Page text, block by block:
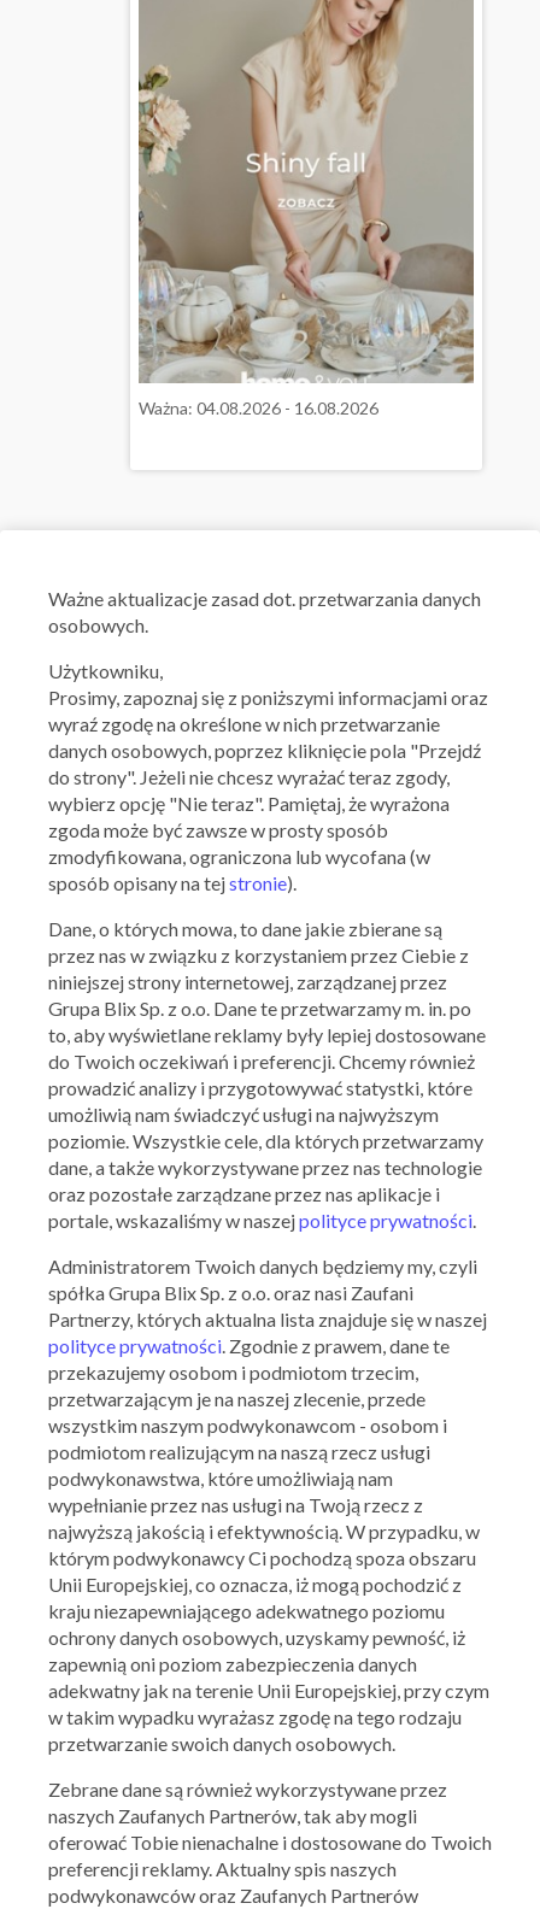
Ważna: 04.08.2026 - 16.08.2026
Ważna: 31.07.2026 - 09.08.2026
Ważna: 31.07.2026 - 09.08.2026
Ważne aktualizacje zasad dot. przetwarzania danych
osobowych.
Użytkowniku,
Prosimy, zapoznaj się z poniższymi informacjami oraz
wyraź zgodę na określone w nich przetwarzanie
danych osobowych, poprzez kliknięcie pola "Przejdź
do strony". Jeżeli nie chcesz wyrażać teraz zgody,
wybierz opcję "Nie teraz". Pamiętaj, że wyrażona
zgoda może być zawsze w prosty sposób
zmodyfikowana, ograniczona lub wycofana (w
sposób opisany na tejstronie).
Dane, o których mowa, to dane jakie zbierane są
przez nas w związku z korzystaniem przez Ciebie z
niniejszej strony internetowej, zarządzanej przez
Grupa Blix Sp. z o.o. Dane te przetwarzamy m. in. po
to, aby wyświetlane reklamy były lepiej dostosowane
do Twoich oczekiwań i preferencji. Chcemy również
prowadzić analizy i przygotowywać statystki, które
umożliwią nam świadczyć usługi na najwyższym
poziomie. Wszystkie cele, dla których przetwarzamy
dane, a także wykorzystywane przez nas technologie
oraz pozostałe zarządzane przez nas aplikacje i
portale, wskazaliśmy w naszejpolityce prywatności.
Administratorem Twoich danych będziemy my, czyli
spółka Grupa Blix Sp. z o.o. oraz nasi Zaufani
Partnerzy, których aktualna lista znajduje się w naszej
polityce prywatności. Zgodnie z prawem, dane te
przekazujemy osobom i podmiotom trzecim,
przetwarzającym je na naszej zlecenie, przede
wszystkim naszym podwykonawcom - osobom i
podmiotom realizującym na naszą rzecz usługi
podwykonawstwa, które umożliwiają nam
wypełnianie przez nas usługi na Twoją rzecz z
najwyższą jakością i efektywnością. W przypadku, w
którym podwykonawcy Ci pochodzą spoza obszaru
Unii Europejskiej, co oznacza, iż mogą pochodzić z
kraju niezapewniającego adekwatnego poziomu
ochrony danych osobowych, uzyskamy pewność, iż
zapewnią oni poziom zabezpieczenia danych
adekwatny jak na terenie Unii Europejskiej, przy czym
w takim wypadku wyrażasz zgodę na tego rodzaju
przetwarzanie swoich danych osobowych.
Zebrane dane są również wykorzystywane przez
naszych Zaufanych Partnerów, tak aby mogli
oferować Tobie nienachalne i dostosowane do Twoich
preferencji reklamy. Aktualny spis naszych
podwykonawców oraz Zaufanych Partnerów